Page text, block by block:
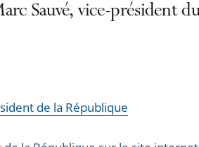
Sauvé, vice-président du
de la République